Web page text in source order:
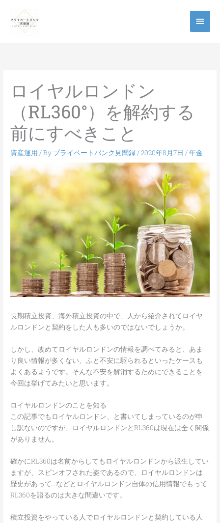
メ
イ
ロイヤルロンドン
（RL360°）を解約する
前にすべきこと
資産運用 / By プライベートバンク見聞録 /2020年8月7日 /年金
長期積立投資、海外積立投資の中で、人から紹介されてロイヤ
ルロンドンと契約をした人も多いのではないでしょうか。
しかし、改めてロイヤルロンドンの情報を調べてみると、あま
り良い情報が多くない、ふと不安に駆られるといったケースも
よくあるようです。そんな不安を解消するためにできることを
今回は挙げてみたいと思います。
ロイヤルロンドンのことを知る
この記事でもロイヤルロンドン、と書いてしまっているのが申
し訳ないのですが、ロイヤルロンドンとRL360は現在は全く関係
がありません。
確かにRL360は名前からしてもロイヤルロンドンから派生してい
ますが、スピンオフされた姿であるので、ロイヤルロンドンは
歴史があって…などとロイヤルロンドン自体の信用情報でもって
RL360を語るのは大きな間違いです。
積立投資をやっている人でロイヤルロンドンと契約している人